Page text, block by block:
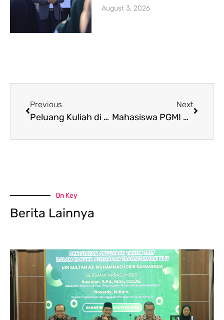
August 3, 2026
Previous
Peluang Kuliah di Tana Tidung Semakin Dekat, UINSI dan Pemkab Bahas Rencana Pendirian PTKI
Next
Mahasiswa PGMI UINSI Samarinda Terpilih sebagai Duta Pesona Nusantara 2026 Wakili Kalimantan Timur
On Key
Berita Lainnya